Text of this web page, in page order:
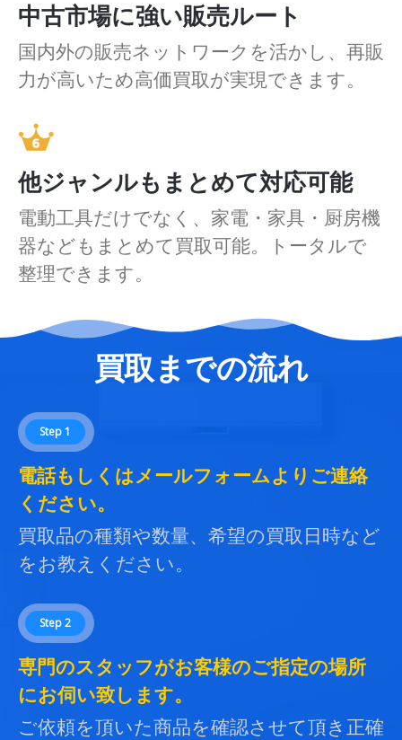
中古市場に強い販売ルート
国内外の販売ネットワークを活かし、再販
力が高いため高価買取が実現できます。
他ジャンルもまとめて対応可能
電動工具だけでなく、家電・家具・厨房機
器などもまとめて買取可能。トータルで
整理できます。
買取までの流れ
Step 1
電話もしくはメールフォームよりご連絡
ください。
買取品の種類や数量、希望の買取日時など
をお教えください。
Step 2
専門のスタッフがお客様のご指定の場所
にお伺い致します。
ご依頼を頂いた商品を確認させて頂き正確